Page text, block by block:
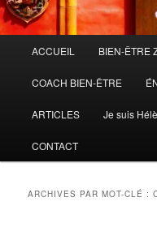
principal
ACCUEIL BIEN-ÊTRE
COACH BIEN-ÊTRE
ARTICLES Je suis
CONTACT
ARCHIVES PAR MOT-CLÉ :